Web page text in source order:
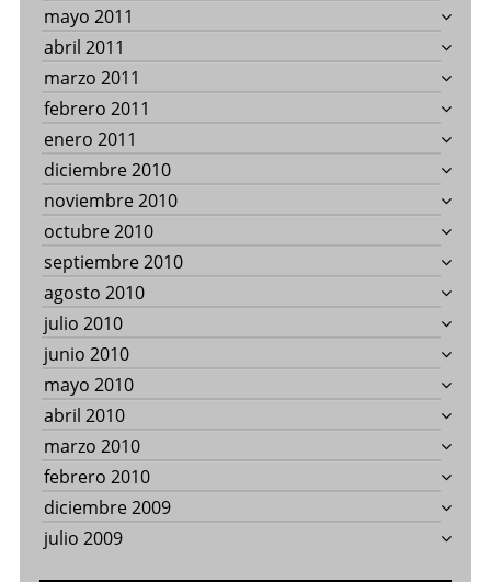
mayo 2011
abril 2011
marzo 2011
febrero 2011
enero 2011
diciembre 2010
noviembre 2010
octubre 2010
septiembre 2010
agosto 2010
julio 2010
junio 2010
mayo 2010
abril 2010
marzo 2010
febrero 2010
diciembre 2009
julio 2009